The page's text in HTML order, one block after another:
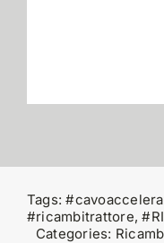
Tags:
#ricambitrattore,
Categories: